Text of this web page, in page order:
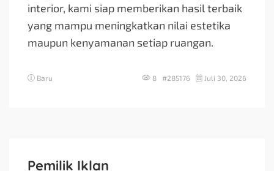
interior, kami siap memberikan hasil terbaik
yang mampu meningkatkan nilai estetika
maupun kenyamanan setiap ruangan.
Baru 8 #285176 Juli 30, 2026
Pemilik Iklan